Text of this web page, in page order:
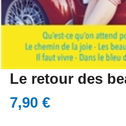
Le retour des
7,90 €